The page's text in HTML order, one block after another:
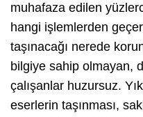
muhafaza edilen
hangi işlemlerden
taşınacağı nerede
bilgiye sahip olmayan,
çalışanlar huzursuz.
eserlerin taşınması,